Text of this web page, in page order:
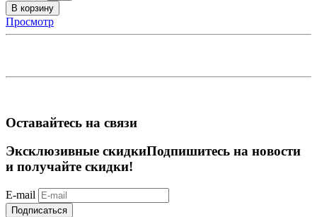
В корзину
Просмотр
Оставайтесь на связи
Эксклюзивные скидкиПодпишитесь на новости
и получайте скидки!
E-mail
Подписаться